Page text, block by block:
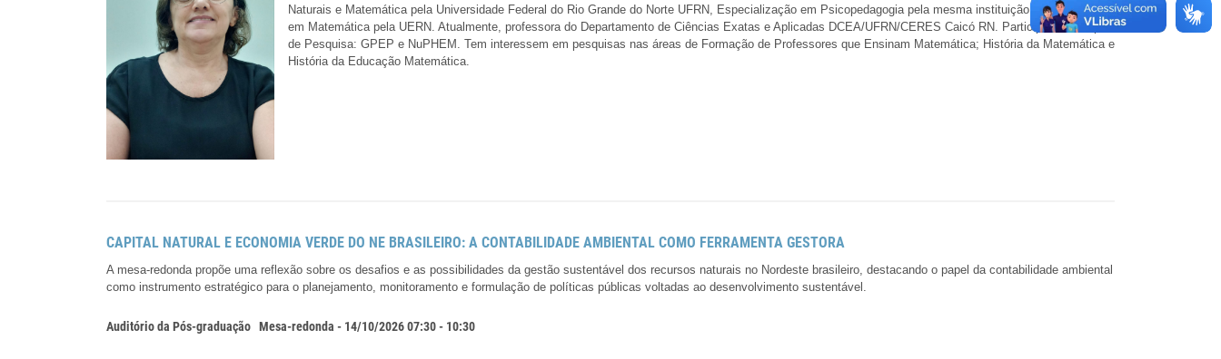
Naturais e Matemática pela Universidade Federal do Rio Grande do Norte UFRN, Especialização em Psicopedagogia pela mesma instituição e Licenciatura
em Matemática pela UERN. Atualmente, professora do Departamento de Ciências Exatas e Aplicadas DCEA/UFRN/CERES Caicó RN. Participa dos Grupos
de Pesquisa: GPEP e NuPHEM. Tem interessem em pesquisas nas áreas de Formação de Professores que Ensinam Matemática; História da Matemática e
História da Educação Matemática.
CAPITAL NATURAL E ECONOMIA VERDE DO NE BRASILEIRO: A CONTABILIDADE AMBIENTAL COMO FERRAMENTA GESTORA
A mesa-redonda propõe uma reflexão sobre os desafios e as possibilidades da gestão sustentável dos recursos naturais no Nordeste brasileiro, destacando o papel da contabilidade ambiental
como instrumento estratégico para o planejamento, monitoramento e formulação de políticas públicas voltadas ao desenvolvimento sustentável.
Auditório da Pós-graduação Mesa-redonda - 14/10/2026 07:30 - 10:30